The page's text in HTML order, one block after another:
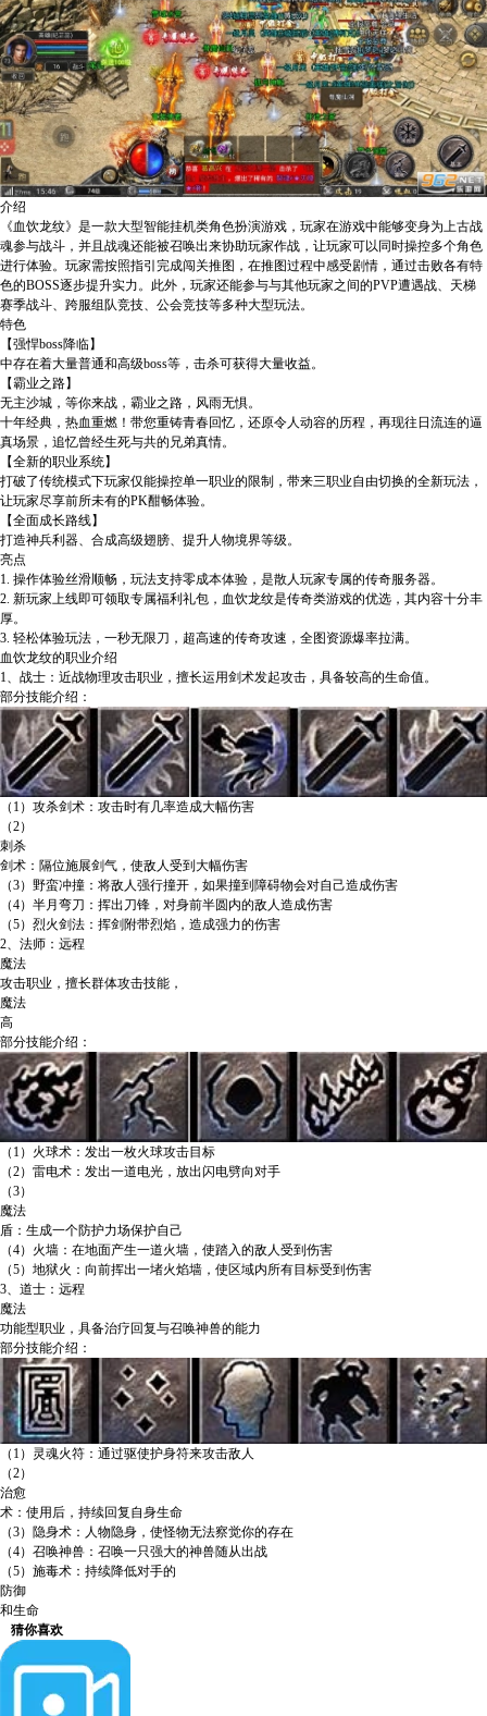
介绍
《血饮龙纹》是一款大型智能挂机类角色扮演游戏，玩家在游戏中能够变身为上古战
魂参与战斗，并且战魂还能被召唤出来协助玩家作战，让玩家可以同时操控多个角色
进行体验。玩家需按照指引完成闯关推图，在推图过程中感受剧情，通过击败各有特
色的BOSS逐步提升实力。此外，玩家还能参与与其他玩家之间的PVP遭遇战、天梯
赛季战斗、跨服组队竞技、公会竞技等多种大型玩法。
特色
【强悍boss降临】
中存在着大量普通和高级boss等，击杀可获得大量收益。
【霸业之路】
无主沙城，等你来战，霸业之路，风雨无惧。
十年经典，热血重燃！带您重铸青春回忆，还原令人动容的历程，再现往日流连的逼
真场景，追忆曾经生死与共的兄弟真情。
【全新的职业系统】
打破了传统模式下玩家仅能操控单一职业的限制，带来三职业自由切换的全新玩法，
让玩家尽享前所未有的PK酣畅体验。
【全面成长路线】
打造神兵利器、合成高级翅膀、提升人物境界等级。
亮点
1. 操作体验丝滑顺畅，玩法支持零成本体验，是散人玩家专属的传奇服务器。
2. 新玩家上线即可领取专属福利礼包，血饮龙纹是传奇类游戏的优选，其内容十分丰
厚。
3. 轻松体验玩法，一秒无限刀，超高速的传奇攻速，全图资源爆率拉满。
血饮龙纹的职业介绍
1、战士：近战物理攻击职业，擅长运用剑术发起攻击，具备较高的生命值。
部分技能介绍：
（1）攻杀剑术：攻击时有几率造成大幅伤害
（2）
刺杀
剑术：隔位施展剑气，使敌人受到大幅伤害
（3）野蛮冲撞：将敌人强行撞开，如果撞到障碍物会对自己造成伤害
（4）半月弯刀：挥出刀锋，对身前半圆内的敌人造成伤害
（5）烈火剑法：挥剑附带烈焰，造成强力的伤害
2、法师：远程
魔法
攻击职业，擅长群体攻击技能，
魔法
高
部分技能介绍：
（1）火球术：发出一枚火球攻击目标
（2）雷电术：发出一道电光，放出闪电劈向对手
（3）
魔法
盾：生成一个防护力场保护自己
（4）火墙：在地面产生一道火墙，使踏入的敌人受到伤害
（5）地狱火：向前挥出一堵火焰墙，使区域内所有目标受到伤害
3、道士：远程
魔法
功能型职业，具备治疗回复与召唤神兽的能力
部分技能介绍：
（1）灵魂火符：通过驱使护身符来攻击敌人
（2）
治愈
术：使用后，持续回复自身生命
（3）隐身术：人物隐身，使怪物无法察觉你的存在
（4）召唤神兽：召唤一只强大的神兽随从出战
（5）施毒术：持续降低对手的
防御
和生命
猜你喜欢